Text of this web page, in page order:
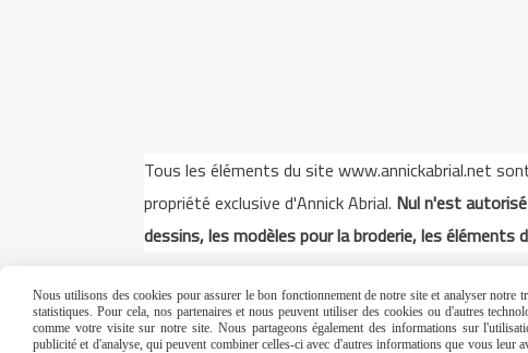
Tous les éléments du site www.annickabrial.net
propriété exclusive d'Annick Abrial. Nul n'est
dessins, les modèles pour la broderie, les
Nous utilisons des cookies pour assurer le bon fonctionnement de notre site et analyser
statistiques. Pour cela, nos partenaires et nous peuvent utiliser des cookies ou d'autres
comme votre visite sur notre site. Nous partageons également des informations sur
publicité et d'analyse, qui peuvent combiner celles-ci avec d'autres informations que vous leur